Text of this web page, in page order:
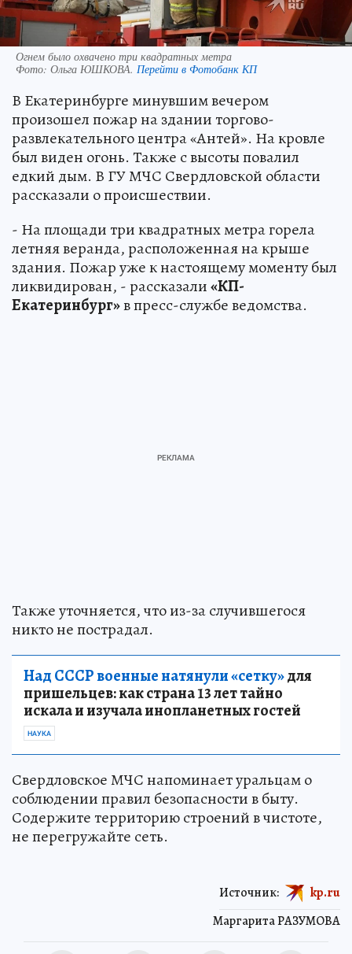
Огнем было охвачено три квадратных метра
Фото: Ольга ЮШКОВА. Перейти в Фотобанк КП
В Екатеринбурге минувшим вечером
произошел пожар на здании торгово-
развлекательного центра «Антей». На кровле
был виден огонь. Также с высоты повалил
едкий дым. В ГУ МЧС Свердловской области
рассказали о происшествии.
- На площади три квадратных метра горела
летняя веранда, расположенная на крыше
здания. Пожар уже к настоящему моменту был
ликвидирован, - рассказали«КП-
Екатеринбург»в пресс-службе ведомства.
Также уточняется, что из-за случившегося
никто не пострадал.
Над СССР военные натянули «сетку»для
пришельцев: как страна 13 лет тайно
искала и изучала инопланетных гостей
НАУКА
Свердловское МЧС напоминает уральцам о
соблюдении правил безопасности в быту.
Содержите территорию строений в чистоте,
не перегружайте сеть.
Маргарита РАЗУМОВА
Источник: kp.ru